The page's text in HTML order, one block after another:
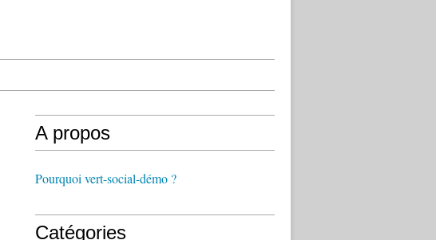
A propos
Pourquoi vert-social-démo ?
Catégories